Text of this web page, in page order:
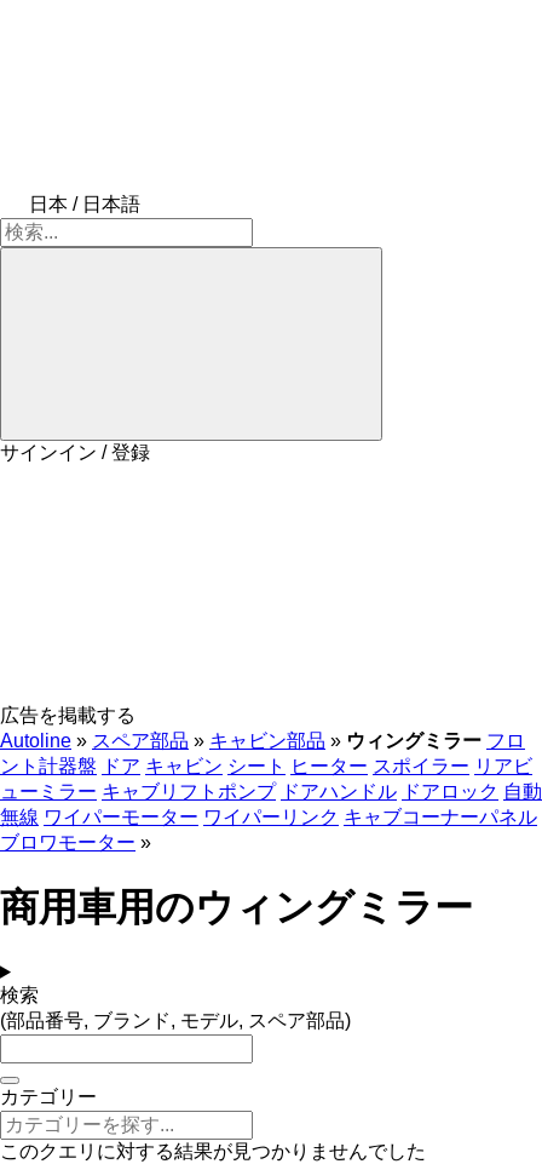
日本 / 日本語
サインイン / 登録
広告を掲載する
Autoline » スペア部品 » キャビン部品 » ウィングミラー フロ
ント計器盤 ドア キャビン シート ヒーター スポイラー リアビ
ューミラー キャブリフトポンプ ドアハンドル ドアロック 自動
無線 ワイパーモーター ワイパーリンク キャブコーナーパネル
ブロワモーター »
商用車用のウィングミラー
検索
(部品番号, ブランド, モデル, スペア部品)
カテゴリー
このクエリに対する結果が見つかりませんでした